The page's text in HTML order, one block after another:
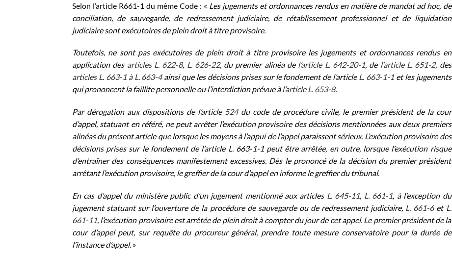
Selon l’article R661-1 du même Code : « Les jugements et ordonnances rendus en matière de mandat ad hoc, de
conciliation, de sauvegarde, de redressement judiciaire, de rétablissement professionnel et de liquidation
judiciaire sont exécutoires de plein droit à titre provisoire.
Toutefois, ne sont pas exécutoires de plein droit à titre provisoire les jugements et ordonnances rendus en
application des articles L. 622-8, L. 626-22, du premier alinéa de l’article L. 642-20-1, de l’article L. 651-2, des
articles L. 663-1 à L. 663-4 ainsi que les décisions prises sur le fondement de l’article L. 663-1-1 et les jugements
qui prononcent la faillite personnelle ou l’interdiction prévue àl’article L. 653-8.
Par dérogation aux dispositions de l’article 524du code de procédure civile, le premier président de la cour
d’appel, statuant en référé, ne peut arrêter l’exécution provisoire des décisions mentionnées aux deux premiers
alinéas du présent article que lorsque les moyens à l’appui de l’appel paraissent sérieux. L’exécution provisoire des
décisions prises sur le fondement de l’article L. 663-1-1 peut être arrêtée, en outre, lorsque l’exécution risque
d’entraîner des conséquences manifestement excessives. Dès le prononcé de la décision du premier président
arrêtant l’exécution provisoire, le greffier de la cour d’appel en informe le greffier du tribunal.
En cas d’appel du ministère public d’un jugement mentionné aux articles L. 645-11, L. 661-1, à l’exception du
jugement statuant sur l’ouverture de la procédure de sauvegarde ou de redressement judiciaire, L. 661-6 et L.
661-11, l’exécution provisoire est arrêtée de plein droit à compter du jour de cet appel. Le premier président de la
cour d’appel peut, sur requête du procureur général, prendre toute mesure conservatoire pour la durée de
l’instance d’appel. »